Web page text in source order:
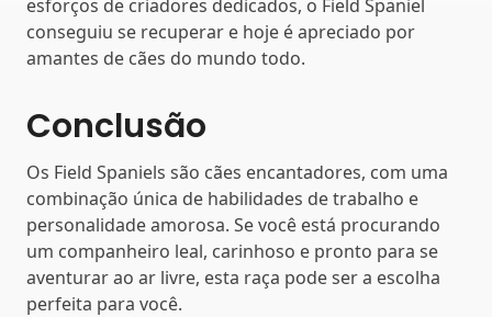
esforços de criadores dedicados, o Field Spaniel
conseguiu se recuperar e hoje é apreciado por
amantes de cães do mundo todo.
Conclusão
Os Field Spaniels são cães encantadores, com uma
combinação única de habilidades de trabalho e
personalidade amorosa. Se você está procurando
um companheiro leal, carinhoso e pronto para se
aventurar ao ar livre, esta raça pode ser a escolha
perfeita para você.